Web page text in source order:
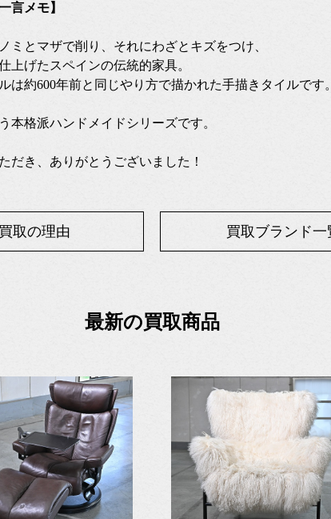
言メモ】
ミとマザで削り、それにわざとキズをつけ、
上げたスペインの伝統的家具。
は約600年前と同じやり方で描かれた手描きタイルです
本格派ハンドメイドシリーズです。
だき、ありがとうございました！
取の理由 買取ブランド一
最新の買取商品